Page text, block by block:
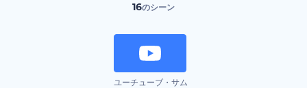
16のシーン
ユーチューブ・サム